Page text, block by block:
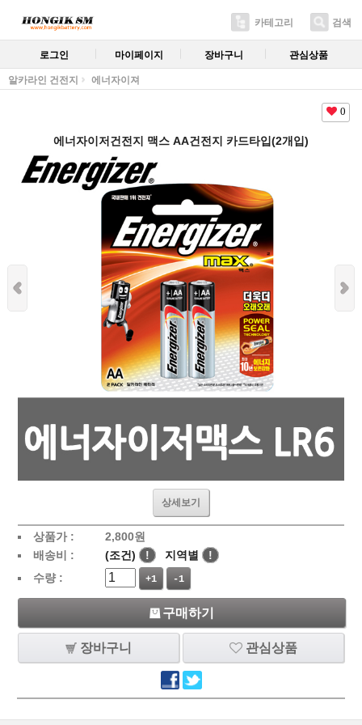
카테고리 검색
로그인 마이페이지 장바구니 관심상품
알카라인 건전지 에너자이져
0
에너자이저건전지 맥스 AA건전지 카드타입(2개입)
상세보기
상품가 : 2,800원
배송비 :
(조건) ! 지역별
!
수량 :
+1 -1
구매하기
장바구니 관심상품